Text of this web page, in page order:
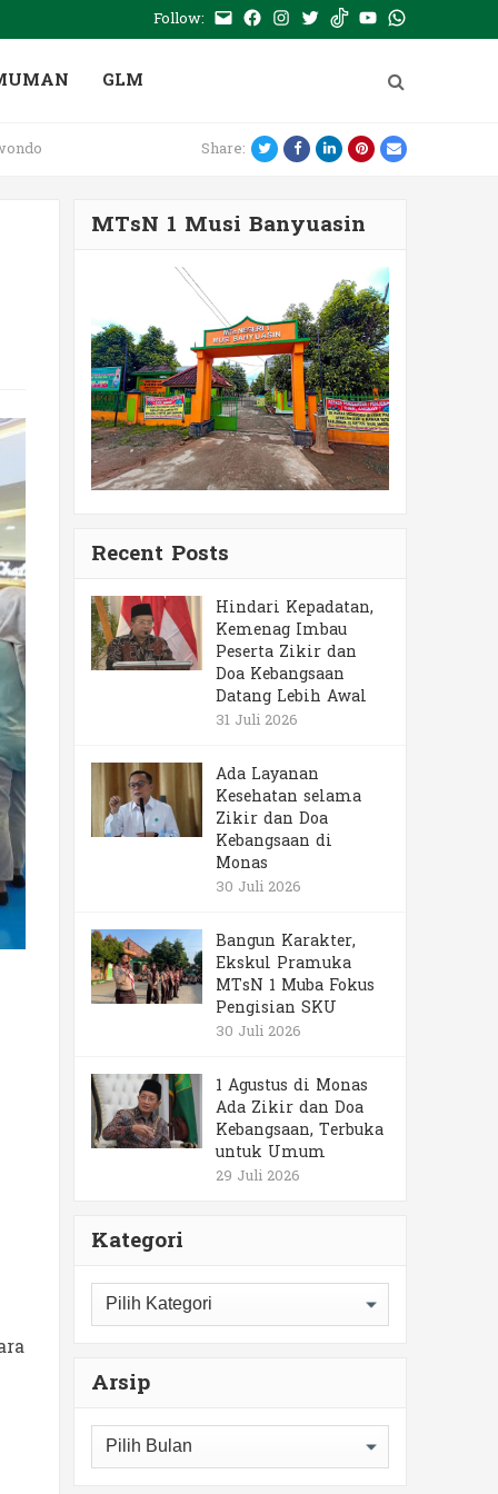
Follow: E- Facebook
Instagram
TwitterTiktokYoutubeWhatsApp
GLM
Share: TwitterFacebookLinkedIn
Pinterest
Email
MTsN 1 Musi Banyuasin
Recent Posts
Hindari Kepadatan,
Kemenag Imbau
Peserta Zikir dan
Doa Kebangsaan
Datang Lebih Awal
31 Juli 2026
Ada Layanan
Kesehatan selama
Zikir dan Doa
Kebangsaan di
Monas
30 Juli 2026
Bangun Karakter,
Ekskul Pramuka
MTsN 1 Muba Fokus
Pengisian SKU
30 Juli 2026
1 Agustus di Monas
Ada Zikir dan Doa
Kebangsaan, Terbuka
untuk Umum
29 Juli 2026
Kategori
Kategori
Arsip
Arsip